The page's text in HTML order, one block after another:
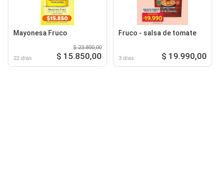
Mayonesa Fruco
22 días
$ 23.800,00
$ 15.850,00
Fruco - salsa de tomate
3 días $ 19.990,00